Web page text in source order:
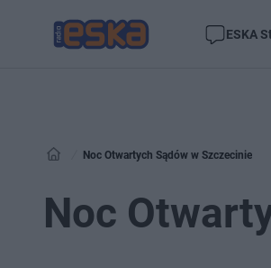
ESKA
Noc Otwartych Sądów w Szczecinie
Noc